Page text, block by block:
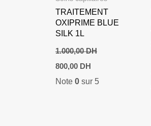
TRAITEMENT
OXIPRIME BLUE
SILK 1L
1.000,00DH
Le
prix
initial
800,00 DHLe
actuel
Note 0sur 5